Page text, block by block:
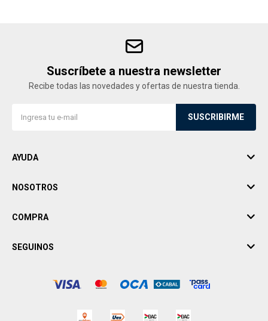
Suscríbete a nuestra newsletter
Recibe todas las novedades y ofertas de nuestra tienda.
SUSCRIBIRME
AYUDA
NOSOTROS
COMPRA
SEGUINOS